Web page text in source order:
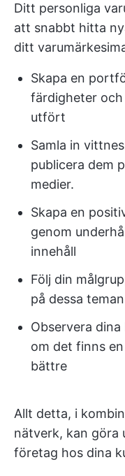
Ditt personliga
att snabbt hitta
ditt
Skapa en
färdigheter
utfört
Samla in
publicera dem
medier.
Skapa en
genom
innehåll
Följ din
på dessa teman
Observera
om det finns
bättre
Allt detta, i
nätverk, kan göra
företag hos dina